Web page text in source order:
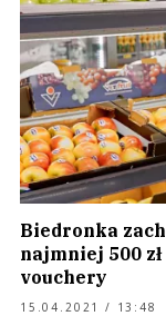
Biedronka
najmniej 500
vouchery
15.04.2021 / 13:48